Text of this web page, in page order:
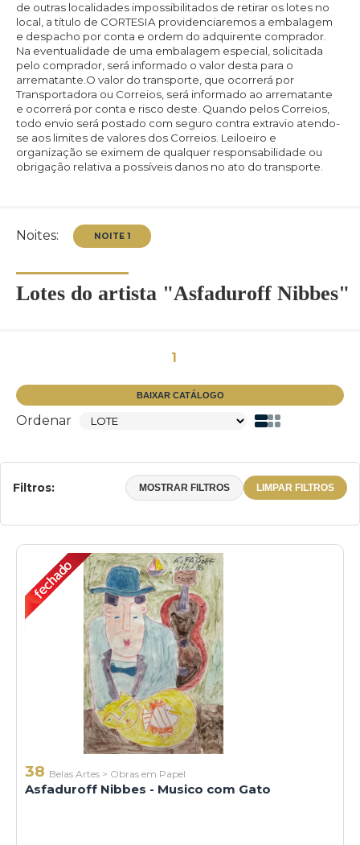
de outras localidades impossibilitados de retirar os lotes no
local, a título de CORTESIA providenciaremos a embalagem
e despacho por conta e ordem do adquirente comprador.
Na eventualidade de uma embalagem especial, solicitada
pelo comprador, será informado o valor desta para o
arrematante.O valor do transporte, que ocorrerá por
Transportadora ou Correios, será informado ao arrematante
e ocorrerá por conta e risco deste. Quando pelos Correios,
todo envio será postado com seguro contra extravio atendo-
se aos limites de valores dos Correios. Leiloeiro e
organização se eximem de qualquer responsabilidade ou
obrigação relativa a possíveis danos no ato do transporte.
Noites:
Lotes do artista "Asfaduroff Nibbes"
1
BAIXAR CATÁLOGO
Ordenar
Filtros: MOSTRAR FILTROS LIMPAR FILTROS
38 Belas Artes > Obras em Papel
Asfaduroff Nibbes - Musico com Gato